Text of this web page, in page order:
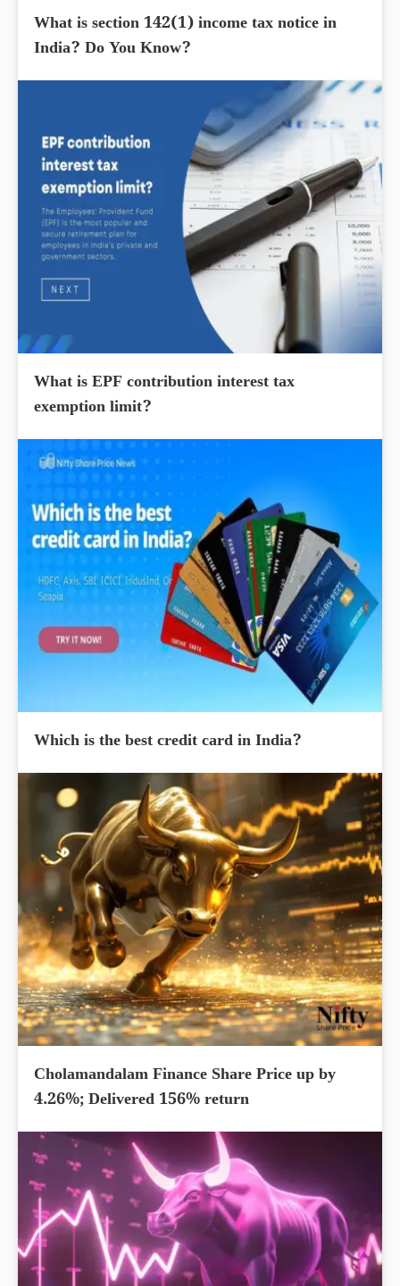
What is section 142(1) income tax notice in
India? Do You Know?
What is EPF contribution interest tax
exemption limit?
Which is the best credit card in India?
Cholamandalam Finance Share Price up by
4.26%; Delivered 156% return